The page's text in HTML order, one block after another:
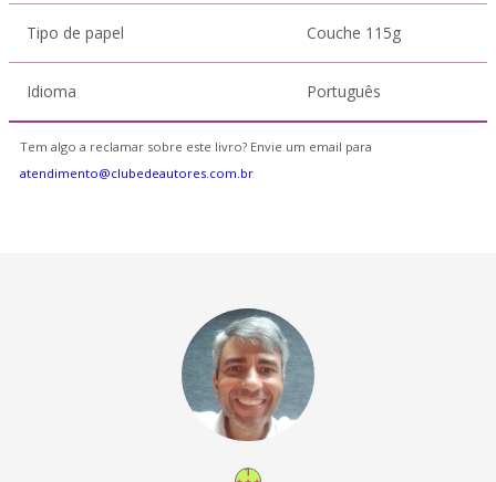
Tipo de papel Couche 115g
Idioma Português
Tem algo a reclamar sobre este livro? Envie um email para
atendimento@clubedeautores.com.br